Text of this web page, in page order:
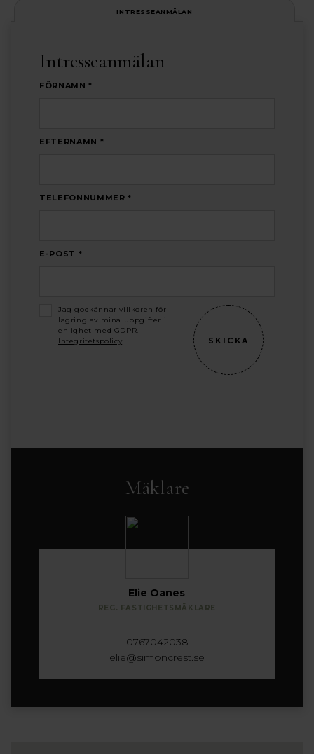
INTRESSEANMÄLAN
Intresseanmälan
FÖRNAMN *
EFTERNAMN *
TELEFONNUMMER *
E-POST *
Jag godkännar villkoren för
lagring av mina uppgifter i
enlighet med GDPR.
Integritetspolicy
Mäklare
Elie Oanes
REG. FASTIGHETSMÄKLARE
0767042038
elie@simoncrest.se